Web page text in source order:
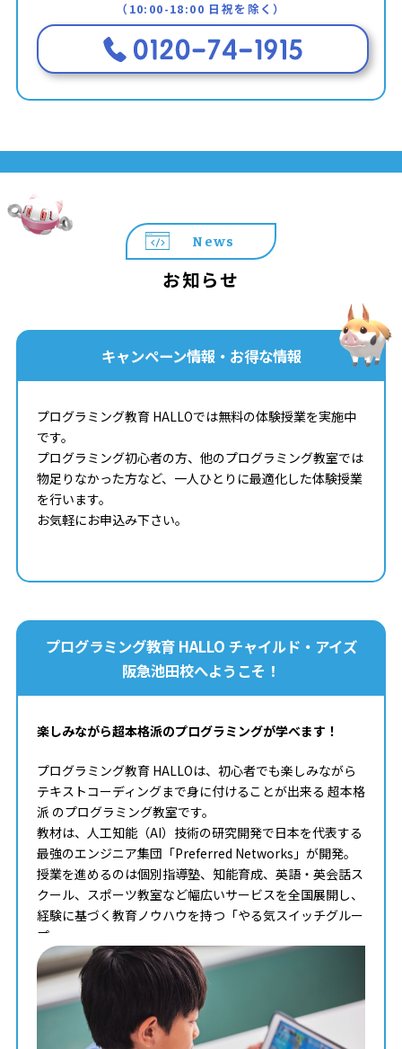
（10:00-18:00 日祝を除く）
News
お知らせ
キャンペーン情報・お得な情報
プログラミング教育 HALLOでは無料の体験授業を実施中
です。
プログラミング初心者の方、他のプログラミング教室では
物足りなかった方など、一人ひとりに最適化した体験授業
を行います。
お気軽にお申込み下さい。
プログラミング教育 HALLO チャイルド・アイズ
阪急池田校へようこそ！
楽しみながら超本格派のプログラミングが学べます！
プログラミング教育 HALLOは、初心者でも楽しみながら
テキストコーディングまで身に付けることが出来る 超本格
派 のプログラミング教室です。
教材は、人工知能（AI）技術の研究開発で日本を代表する
最強のエンジニア集団「Preferred Networks」が開発。
授業を進めるのは個別指導塾、知能育成、英語・英会話ス
クール、スポーツ教室など幅広いサービスを全国展開し、
経験に基づく教育ノウハウを持つ「やる気スイッチグルー
プ」。
タイピングからコンピュータサイエンスまで学べる最高の
教材を使って、一人ひとりのペースや理解度に合わせた個
別最適化レッスンでプログラミングを学ぶことが出来ま
まずはお気軽に無料体験授業にご参加下さい。